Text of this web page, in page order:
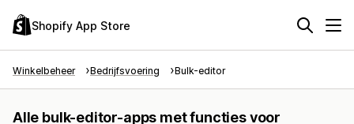
Shopify App Store
Winkelbeheer Bedrijfsvoering Bulk-editor
Alle bulk-editor-apps met functies voor